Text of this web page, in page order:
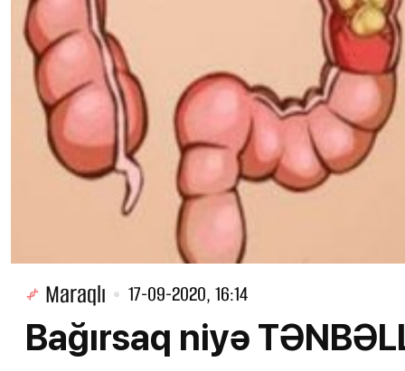
Maraqlı 17-09-2020, 16:14
Bağırsaq niyə